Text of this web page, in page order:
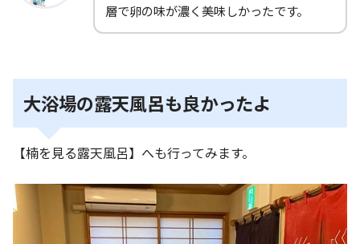
層で卵の味が濃く美味しかったです。
大浴場の露天風呂も良かったよ
【楠を見る露天風呂】へも行ってみます。